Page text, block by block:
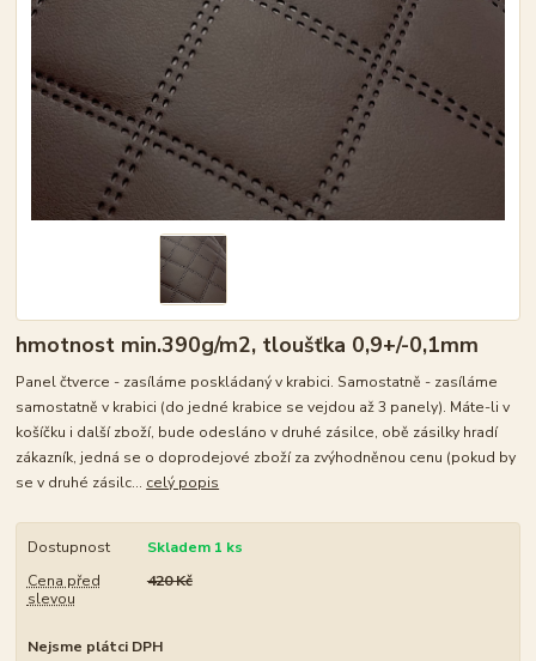
hmotnost min.390g/m2, tloušťka 0,9+/-0,1mm
Panel čtverce - zasíláme poskládaný v krabici. Samostatně - zasíláme
samostatně v krabici (do jedné krabice se vejdou až 3 panely). Máte-li v
košíčku i další zboží, bude odesláno v druhé zásilce, obě zásilky hradí
zákazník, jedná se o doprodejové zboží za zvýhodněnou cenu (pokud by
se v druhé zásilc... celý popis
Dostupnost
Skladem 1 ks
Cena před
slevou
420 Kč
Nejsme plátci DPH